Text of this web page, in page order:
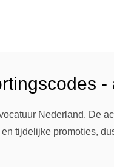
-
Nederland. De
tijdelijke promoties,